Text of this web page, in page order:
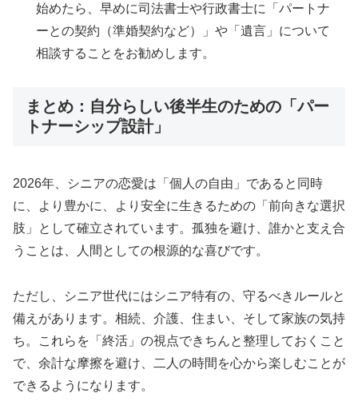
始めたら、早めに司法書士や行政書士に「パートナ
ーとの契約（準婚契約など）」や「遺言」について
相談することをお勧めします。
まとめ：自分らしい後半生のための「パー
トナーシップ設計」
2026年、シニアの恋愛は「個人の自由」であると同時
に、より豊かに、より安全に生きるための「前向きな選択
肢」として確立されています。孤独を避け、誰かと支え合
うことは、人間としての根源的な喜びです。
ただし、シニア世代にはシニア特有の、守るべきルールと
備えがあります。相続、介護、住まい、そして家族の気持
ち。これらを「終活」の視点できちんと整理しておくこと
で、余計な摩擦を避け、二人の時間を心から楽しむことが
できるようになります。